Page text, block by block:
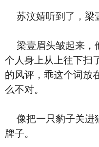
苏汶婧听到了，梁
梁壹眉头皱起来，
个人身上从上往下扫
的风评，乖这个词放
么不对。
像把一只豹子关进
牌子。